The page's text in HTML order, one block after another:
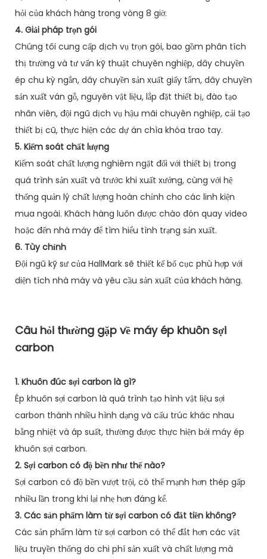
hỏi của khách hàng trong vòng 8 giờ.
4. Giải pháp trọn gói
Chúng tôi cung cấp dịch vụ trọn gói, bao gồm phân tích
thị trường và tư vấn kỹ thuật chuyên nghiệp, dây chuyền
ép chu kỳ ngắn, dây chuyền sản xuất giấy tẩm, dây chuyền
sản xuất ván gỗ, nguyên vật liệu, lắp đặt thiết bị, đào tạo
nhân viên, đội ngũ dịch vụ hậu mãi chuyên nghiệp, cải tạo
thiết bị cũ, thực hiện các dự án chìa khóa trao tay.
5. Kiểm soát chất lượng
Kiểm soát chất lượng nghiêm ngặt đối với thiết bị trong
quá trình sản xuất và trước khi xuất xưởng, cùng với hệ
thống quản lý chất lượng hoàn chỉnh cho các linh kiện
mua ngoài. Khách hàng luôn được chào đón quay video
hoặc đến nhà máy để tìm hiểu tình trạng sản xuất.
6. Tùy chỉnh
Đội ngũ kỹ sư của HallMark sẽ thiết kế bố cục phù hợp với
diện tích nhà máy và yêu cầu sản xuất của khách hàng.
Câu hỏi thường gặp về máy ép khuôn sợi
carbon
1. Khuôn đúc sợi carbon là gì?
Ép khuôn sợi carbon là quá trình tạo hình vật liệu sợi
carbon thành nhiều hình dạng và cấu trúc khác nhau
bằng nhiệt và áp suất, thường được thực hiện bởi máy ép
khuôn sợi carbon.
2. Sợi carbon có độ bền như thế nào?
Sợi carbon có độ bền vượt trội, có thể mạnh hơn thép gấp
nhiều lần trong khi lại nhẹ hơn đáng kể.
3. Các sản phẩm làm từ sợi carbon có đắt tiền không?
Các sản phẩm làm từ sợi carbon có thể đắt hơn các vật
liệu truyền thống do chi phí sản xuất và chất lượng mà